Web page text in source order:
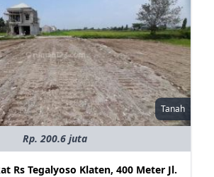
Tanah
Rp. 200.6 juta
Rs Tegalyoso Klaten, 400 Meter Jl.